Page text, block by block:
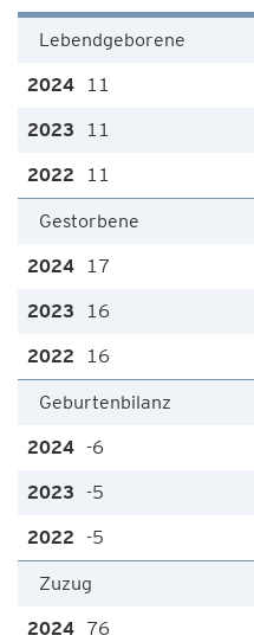
Lebendgeborene
11
11
11
Gestorbene
17
16
16
Geburtenbilanz
-6
-5
-5
Zuzug
76